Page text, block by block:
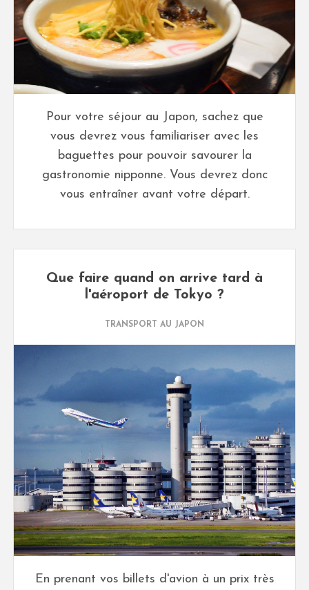
Pour votre séjour au Japon, sachez que
vous devrez vous familiariser avec les
baguettes pour pouvoir savourer la
gastronomie nipponne. Vous devrez donc
vous entraîner avant votre départ.
Que faire quand on arrive tard à
l'aéroport de Tokyo ?
TRANSPORT AU JAPON
En prenant vos billets d'avion à un prix très